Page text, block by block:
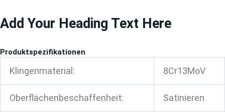
Inhalt
Add Your Heading Text Here
Produktspezifikationen
Klingenmaterial: 8Cr13MoV
Oberflächenbeschaffenheit: Satinieren